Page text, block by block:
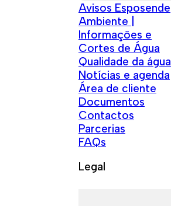
Avisos Esposende
Ambiente |
Informações e
Cortes de Água
Qualidade da água
Notícias e agenda
Área de cliente
Documentos
Contactos
Parcerias
FAQs
Legal